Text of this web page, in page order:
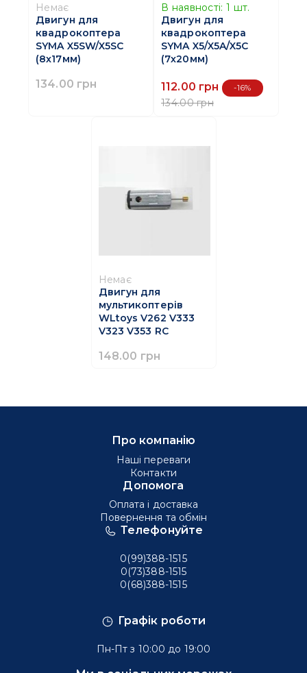
Немає
Двигун для
квадрокоптера
SYMA X5SW/X5SC
(8х17мм)
134.00 грн
В наявності: 1 шт.
Двигун для
квадрокоптера
SYMA X5/X5A/X5C
(7х20мм)
112.00 грн -16%
134.00 грн
Немає
Двигун для
мультикоптерів
WLtoys V262 V333
V323 V353 RC
148.00 грн
Графік роботи
Пн-Пт з 10:00 до 19:00
Телефонуйте
0(99)388-1515
0(73)388-1515
0(68)388-1515
Про компанію
Наші переваги
Контакти
Допомога
Оплата і доставка
Повернення та обмін